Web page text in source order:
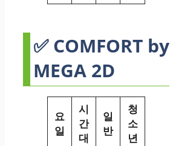
✅ COMFORT by
MEGA 2D
요
일
시
간
대
일
반
청
소
년